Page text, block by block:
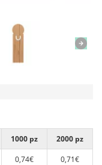
1000 pz
2000 pz
0,74€ 0,71€